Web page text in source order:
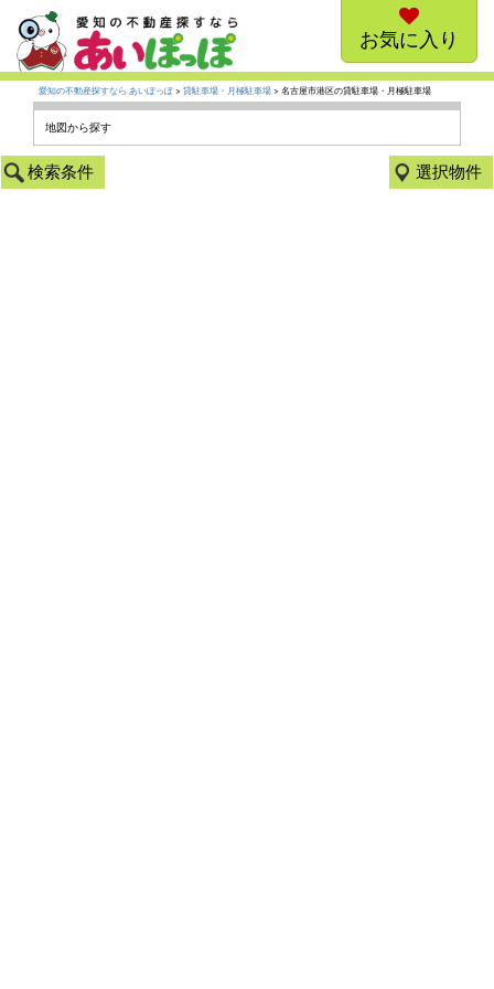
お気に入り
愛知の不動産探すなら あいぽっぽ> 貸駐車場・月極駐車場 > 名古屋市港区の貸駐車場・月極駐車場
地図から探す
検索条件 選択物件